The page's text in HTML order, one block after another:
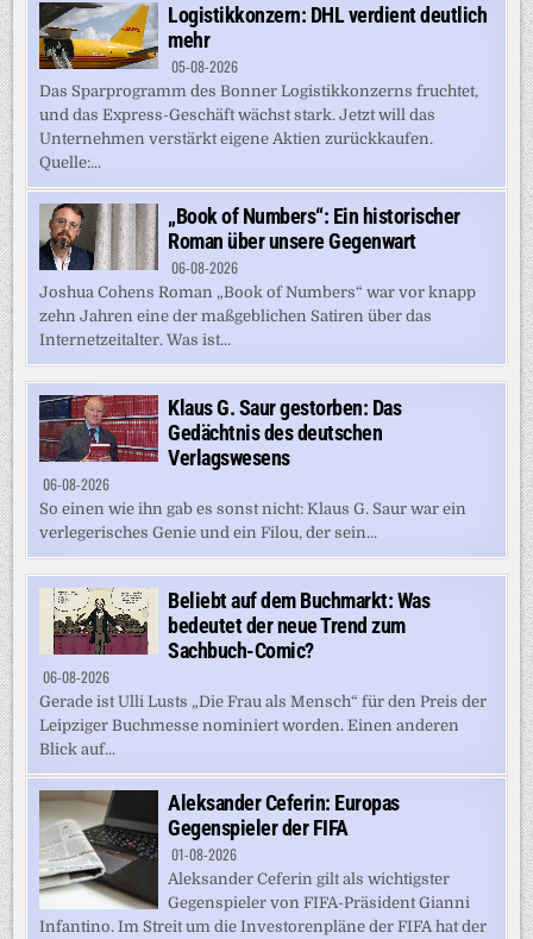
Logistikkonzern: DHL verdient deutlich
mehr
05-08-2026
Das Sparprogramm des Bonner Logistikkonzerns fruchtet,
und das Express-Geschäft wächst stark. Jetzt will das
Unternehmen verstärkt eigene Aktien zurückkaufen.
Quelle:...
„Book of Numbers“: Ein historischer
Roman über unsere Gegenwart
06-08-2026
Joshua Cohens Roman „Book of Numbers“ war vor knapp
zehn Jahren eine der maßgeblichen Satiren über das
Internetzeitalter. Was ist...
Klaus G. Saur gestorben: Das
Gedächtnis des deutschen
Verlagswesens
06-08-2026
So einen wie ihn gab es sonst nicht: Klaus G. Saur war ein
verlegerisches Genie und ein Filou, der sein...
Beliebt auf dem Buchmarkt: Was
bedeutet der neue Trend zum
Sachbuch-Comic?
06-08-2026
Gerade ist Ulli Lusts „Die Frau als Mensch“ für den Preis der
Leipziger Buchmesse nominiert worden. Einen anderen
Blick auf...
Aleksander Ceferin: Europas
Gegenspieler der FIFA
01-08-2026
Aleksander Ceferin gilt als wichtigster
Gegenspieler von FIFA-Präsident Gianni
Infantino. Im Streit um die Investorenpläne der FIFA hat der